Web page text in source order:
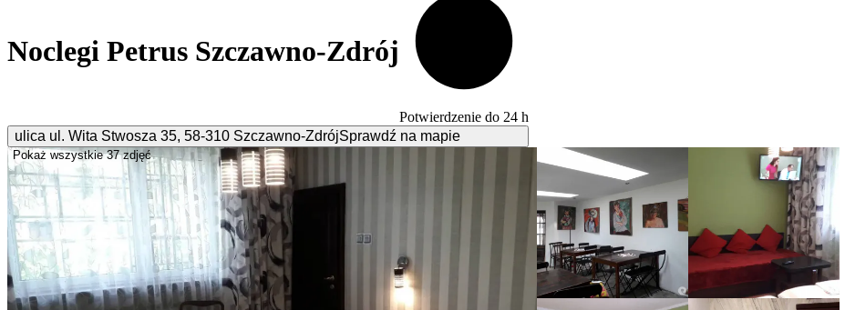
Noclegi Petrus Szczawno-Zdrój
Potwierdzenie do 24 h
ulica ul. Wita Stwosza 35, 58-310 Szczawno-ZdrójSprawdź na mapie
Pokaż wszystkie 37 zdjęć